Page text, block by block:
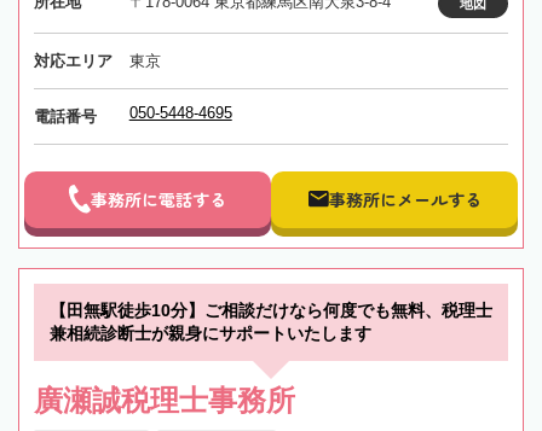
地図
対応エリア 東京
電話番号 050-5448-4695
事務所に電話する 事務所にメールする
【田無駅徒歩10分】ご相談だけなら何度でも無料、税理士
兼相続診断士が親身にサポートいたします
廣瀬誠税理士事務所